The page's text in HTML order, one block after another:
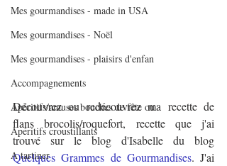
Mes gourmandises - made in USA
Mes gourmandises - Noël
Mes gourmandises - plaisirs d'enfan
Accompagnements
Apéritifs/amuses bouches de fête ou
Apéritifs croustillants
A tartiner
Découvrez ou redécouvrez ma recette de
flans brocolis/roquefort, recette que j'ai
Quelques Grammes de Gourmandises. J'ai